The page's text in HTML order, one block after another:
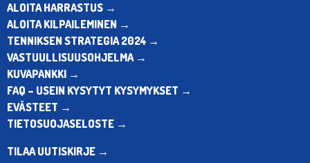
ALOITA HARRASTUS →
ALOITA KILPAILEMINEN →
TENNIKSEN STRATEGIA 2024 →
VASTUULLISUUSOHJELMA →
KUVAPANKKI →
FAQ – USEIN KYSYTYT KYSYMYKSET →
EVÄSTEET →
TIETOSUOJASELOSTE →
TILAA UUTISKIRJE →